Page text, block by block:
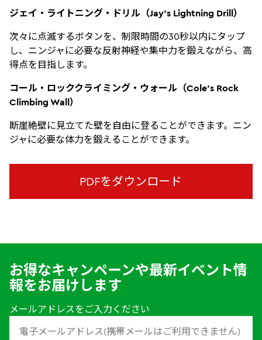
ジェイ・ライトニング・ドリル（Jay’s Lightning Drill）
次々に点滅するボタンを、制限時間の30秒以内にタップ
し、ニンジャに必要な反射神経や集中力を鍛えながら、高
得点を目指します。
コール・ロッククライミング・ウォール（Cole’s Rock
Climbing Wall）
断崖絶壁に見立てた壁を自由に登ることができます。ニン
ジャに必要な体力を鍛えることができます。
PDFをダウンロード
お得なキャンペーンや最新イベント情
報をお届けします
メールアドレスをご入力ください